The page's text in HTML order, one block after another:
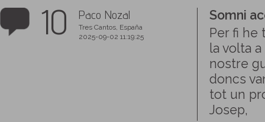
10 Paco Nozal
Tres Cantos, España
2025-09-02 11:19:25
Somni
Per fi he
la volta
nostre
doncs
tot un
Josep,